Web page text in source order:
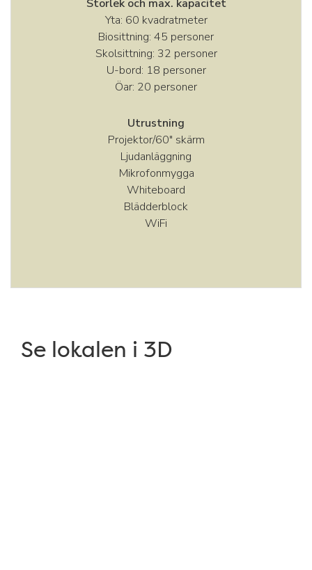
Storlek och max. kapacitet
Yta: 60 kvadratmeter
Biosittning: 45 personer
Skolsittning: 32 personer
U-bord: 18 personer
Öar: 20 personer
Utrustning
Projektor/60″ skärm
Ljudanläggning
Mikrofonmygga
Whiteboard
Blädderblock
WiFi
Se lokalen i 3D